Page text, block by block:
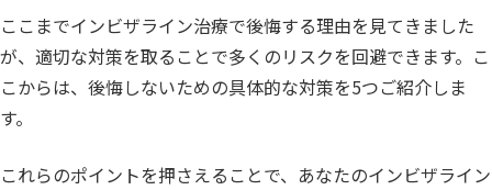
ここまでインビザライン治療で後悔する理由を見てきました
が、適切な対策を取ることで多くのリスクを回避できます。こ
こからは、後悔しないための具体的な対策を5つご紹介しま
す。
これらのポイントを押さえることで、あなたのインビザライン